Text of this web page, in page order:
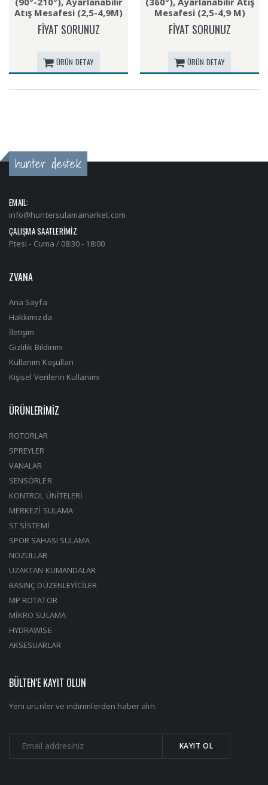
Atış Mesafesi (2,5-4,9M)
FİYAT SORUNUZ
ÜRÜN DETAY
Mesafesi (2,5-4,9 M)
FİYAT SORUNUZ
ÜRÜN DETAY
hunter destek
EMAIL:
info@huntersulamamarket.com
ÇALIŞMA SAATLERİMİZ:
Ptesi - Cuma / 08:30 - 18:00
ZVANA
Ana Sayfa
Hakkımızda
İletişim
Gizlilik Bildirimi
Kullanım Koşulları
Kişisel Verilerin Kullanımı
ÜRÜNLERİMİZ
ROTORLAR
SPREYLER
VANALAR
SENSÖRLER
KONTROL ÜNİTELERİ
MERKEZİ SULAMA
ST SİSTEMİ
SPOR SAHASI SULAMA
NOZULLAR
UZAKTAN KUMANDALAR
BASINÇ DÜZENLEYİCİLER
MP ROTATOR
MİKRO SULAMA
HYDRAWISE
AKSESUARLAR
BÜLTEN'E KAYIT OLUN
Yeni ürünler ve indirimlerden haber alın.